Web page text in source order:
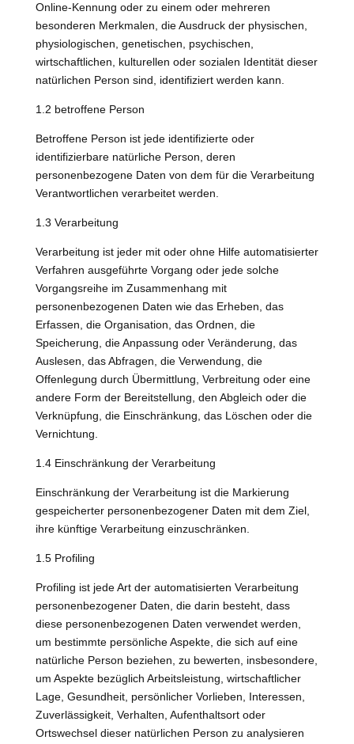
Online-Kennung oder zu einem oder mehreren
besonderen Merkmalen, die Ausdruck der physischen,
physiologischen, genetischen, psychischen,
wirtschaftlichen, kulturellen oder sozialen Identität dieser
natürlichen Person sind, identifiziert werden kann.
1.2 betroffene Person
Betroffene Person ist jede identifizierte oder
identifizierbare natürliche Person, deren
personenbezogene Daten von dem für die Verarbeitung
Verantwortlichen verarbeitet werden.
1.3 Verarbeitung
Verarbeitung ist jeder mit oder ohne Hilfe automatisierter
Verfahren ausgeführte Vorgang oder jede solche
Vorgangsreihe im Zusammenhang mit
personenbezogenen Daten wie das Erheben, das
Erfassen, die Organisation, das Ordnen, die
Speicherung, die Anpassung oder Veränderung, das
Auslesen, das Abfragen, die Verwendung, die
Offenlegung durch Übermittlung, Verbreitung oder eine
andere Form der Bereitstellung, den Abgleich oder die
Verknüpfung, die Einschränkung, das Löschen oder die
Vernichtung.
1.4 Einschränkung der Verarbeitung
Einschränkung der Verarbeitung ist die Markierung
gespeicherter personenbezogener Daten mit dem Ziel,
ihre künftige Verarbeitung einzuschränken.
1.5 Profiling
Profiling ist jede Art der automatisierten Verarbeitung
personenbezogener Daten, die darin besteht, dass
diese personenbezogenen Daten verwendet werden,
um bestimmte persönliche Aspekte, die sich auf eine
natürliche Person beziehen, zu bewerten, insbesondere,
um Aspekte bezüglich Arbeitsleistung, wirtschaftlicher
Lage, Gesundheit, persönlicher Vorlieben, Interessen,
Zuverlässigkeit, Verhalten, Aufenthaltsort oder
Ortswechsel dieser natürlichen Person zu analysieren